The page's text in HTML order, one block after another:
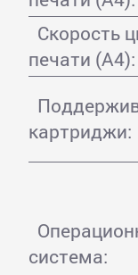
Скорость
печати (А4):
картриджи:
система: